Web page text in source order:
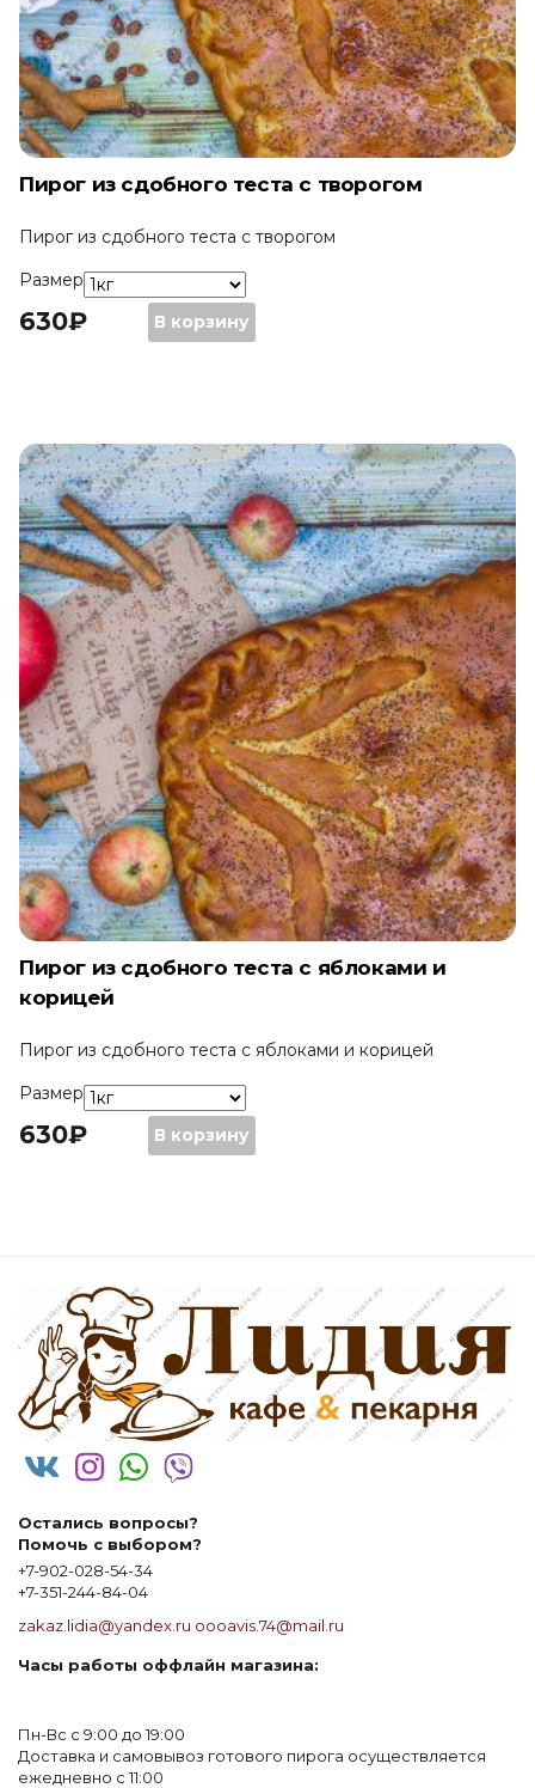
Пирог из сдобного теста с творогом
Пирог из сдобного теста с творогом
Размер
630₽
Количество
творогом
В корзину
630₽
Пирог из сдобного теста с яблоками и
корицей
Пирог из сдобного теста с яблоками и корицей
Размер
630₽
Количество
корицей
В корзину
630₽
Остались вопросы?
Помочь с выбором?
+7-902-028-54-34
+7-351-244-84-04
zakaz.lidia@yandex.ru oooavis.74@mail.ru
Часы работы оффлайн магазина:
Пн-Вс с 9:00 до 19:00
Доставка и самовывоз готового пирога осуществляется
ежедневно с 11:00